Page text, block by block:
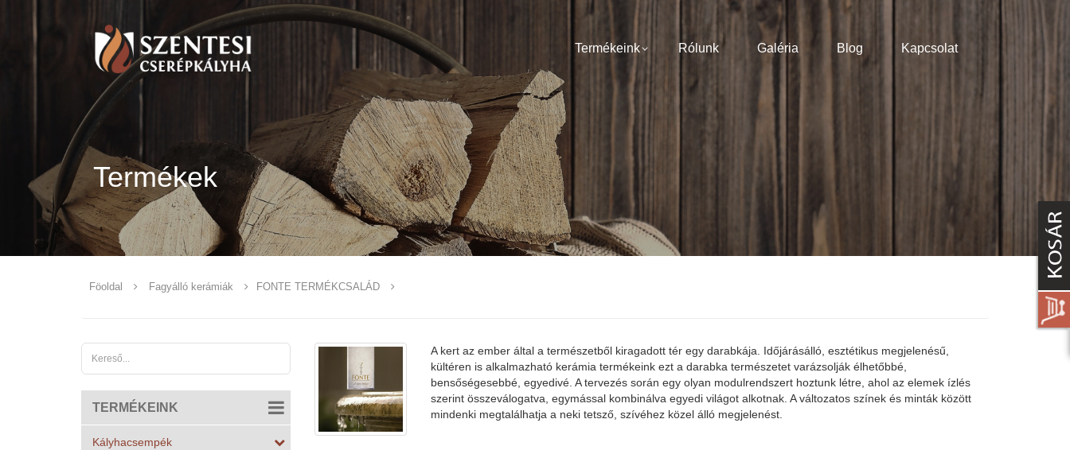
Termékeink Rólunk Galéria Blog Kapcsolat
Termékek
Föoldal Fagyálló kerámiák FONTE TERMÉKCSALÁD
TERMÉKEINK
Kályhacsempék
A kert az ember által a természetből kiragadott tér egy darabkája. Időjárásálló, esztétikus megjelenésű,
kültéren is alkalmazható kerámia termékeink ezt a darabka természetet varázsolják élhetőbbé,
bensőségesebbé, egyedivé. A tervezés során egy olyan modulrendszert hoztunk létre, ahol az elemek ízlés
szerint összeválogatva, egymással kombinálva egyedi világot alkotnak. A változatos színek és minták között
mindenki megtalálhatja a neki tetsző, szívéhez közel álló megjelenést.